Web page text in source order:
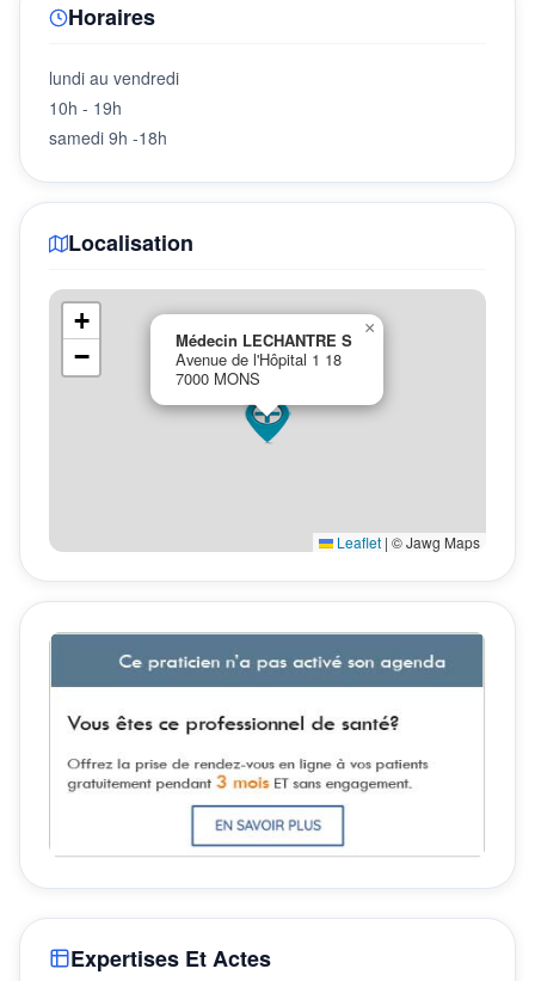
Expertises Et Actes
Horaires
lundi au vendredi
10h - 19h
samedi 9h -18h
Localisation
Médecin LECHANTRE S
Avenue de l'Hôpital 1 18
7000 MONS
×
+
−
Leaflet | © Jawg Maps